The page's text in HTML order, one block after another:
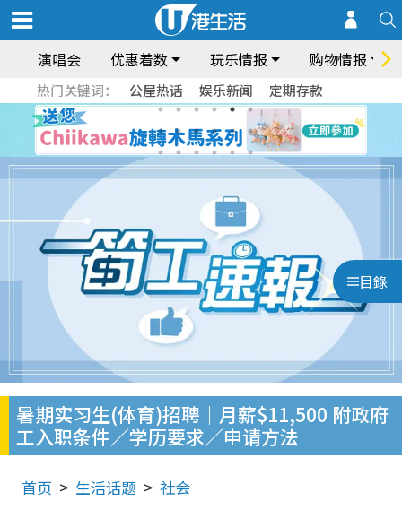
演唱会 优惠着数 玩乐情报 购物情报
热门关键词： 公屋热话 娱乐新闻 定期存款
目錄
暑期实习生(体育)招聘｜月薪$11,500 附政府
工入职条件／学历要求／申请方法
首页 生活话题 社会